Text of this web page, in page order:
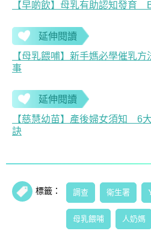
【早啲飲】母乳有助認知發育
延伸閱讀
【母乳餵哺】新手媽必學催乳
事
延伸閱讀
【慈慧幼苗】產後婦女須知 6
訣
標籤： 調查 衛生署
母乳餵哺 人奶媽